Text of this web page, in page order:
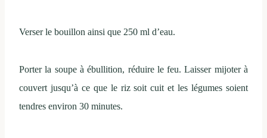
Verser le bouillon ainsi que 250 ml d’eau.
Porter la soupe à ébullition, réduire le feu. Laisser mijoter à
couvert jusqu’à ce que le riz soit cuit et les légumes soient
tendres environ 30 minutes.